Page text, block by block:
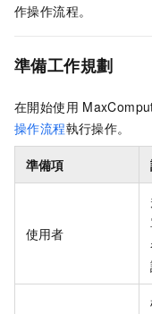
作操作流程。
準備工作規劃
在開始使用
操作流程執行操作。
準備項
使用者